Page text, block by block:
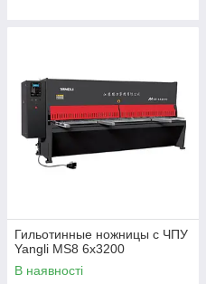
Гильотинные ножницы с ЧПУ
Yangli MS8 6x3200
В наявності